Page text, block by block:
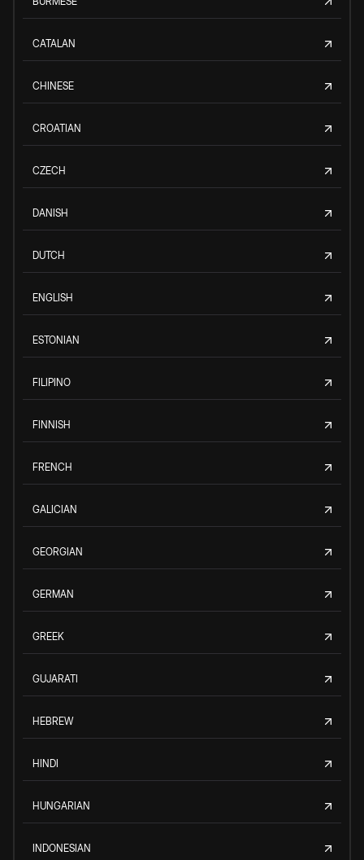
CATALAN
CHINESE
CROATIAN
CZECH
DANISH
DUTCH
ENGLISH
ESTONIAN
FILIPINO
FINNISH
FRENCH
GALICIAN
GEORGIAN
GERMAN
GREEK
GUJARATI
HEBREW
HINDI
HUNGARIAN
INDONESIAN